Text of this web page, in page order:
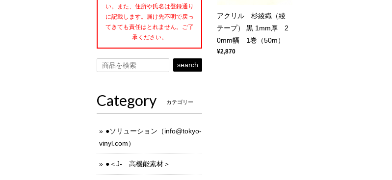
アクリル 杉綾織（綾
テープ） 黒 1mm厚 2
0mm幅 1巻（50m）
¥2,870
い。また、住所や氏名は登録通り
に記載します。届け先不明で戻っ
てきても責任はとれません。ご了
承ください。
search
Category カテゴリー
●ソリューション（info@tokyo-
vinyl.com）
●＜J- 高機能素材＞